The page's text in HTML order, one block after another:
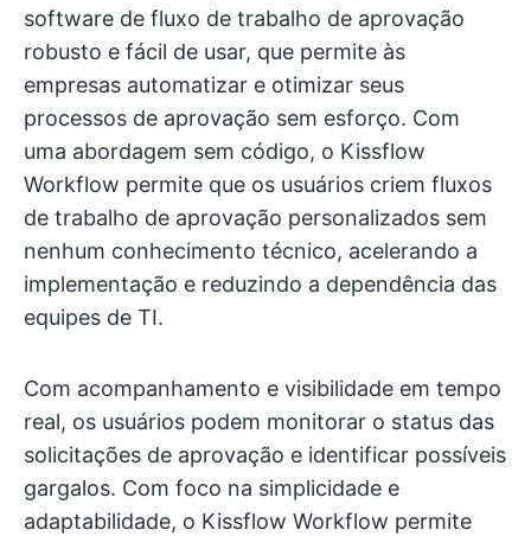
software de fluxo de trabalho de aprovação
robusto e fácil de usar, que permite às
empresas automatizar e otimizar seus
processos de aprovação sem esforço. Com
uma abordagem sem código, o Kissflow
Workflow permite que os usuários criem fluxos
de trabalho de aprovação personalizados sem
nenhum conhecimento técnico, acelerando a
implementação e reduzindo a dependência das
equipes de TI.
Com acompanhamento e visibilidade em tempo
real, os usuários podem monitorar o status das
solicitações de aprovação e identificar possíveis
gargalos. Com foco na simplicidade e
adaptabilidade, o Kissflow Workflow permite